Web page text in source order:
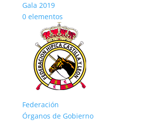
Gala 2019
0 elementos
Federación
Órganos de Gobierno